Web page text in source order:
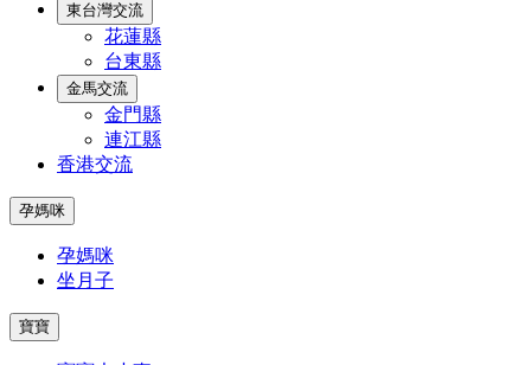
東台灣交流
花蓮縣
台東縣
金馬交流
金門縣
連江縣
香港交流
孕媽咪
孕媽咪
坐月子
寶寶